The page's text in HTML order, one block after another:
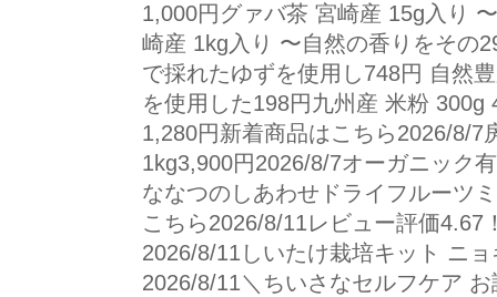
1,000円グァバ茶 宮崎産 15g入り
崎産 1kg入り 〜自然の香りをその
で採れたゆずを使用し748円 自然
を使用した198円九州産 米粉
1,280円新着商品はこちら2026/8/7
1kg3,900円2026/8/7オーガニック
ななつのしあわせドライフルーツ
こちら2026/8/11レビュー評価
2026/8/11しいたけ栽培キット ニ
2026/8/11＼ちいさなセルフケア